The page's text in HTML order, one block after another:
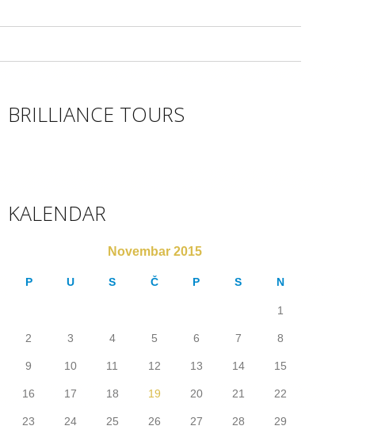
BRILLIANCE TOURS
KALENDAR
Novembar 2015
P U S Č P S N
1
2 3 4 5 6 7 8
9 10 11 12 13 14 15
16 17 18 19 20 21 22
23 24 25 26 27 28 29